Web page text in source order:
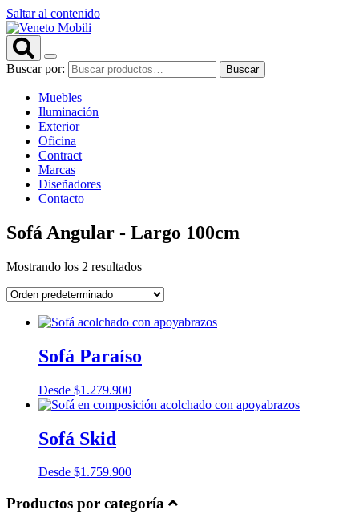
Saltar al contenido
Buscar por: Buscar
Muebles
Iluminación
Exterior
Oficina
Contract
Marcas
Diseñadores
Contacto
Sofá Angular - Largo 100cm
Mostrando los 2 resultados
Sofá Paraíso
Desde $1.279.900
Sofá Skid
Desde $1.759.900
Productos por categoría